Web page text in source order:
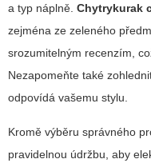
a typ náplně. Chytrykurak
zejména ze zeleného
srozumitelným recenzím,
Nezapomeňte také
odpovídá vašemu stylu.
Kromě výběru správného
pravidelnou údržbu, aby